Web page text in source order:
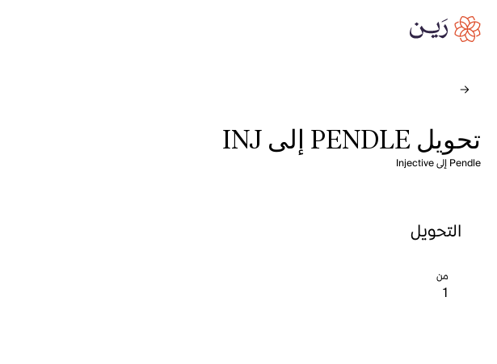
تحويل PENDLE إلى INJ
Pendle إلى Injective
التحويل
من